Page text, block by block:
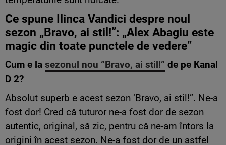
Ce spune Ilinca Vandici despre noul
sezon „Bravo, ai stil !”: „Alex Abagiu este
magic din toate punctele de vedere”
Cum e la sezonul nou “Bravo, ai stil!” de pe Kanal
D 2?
Absolut superb e acest sezon ‘Bravo, ai stil!”. Ne-a
fost dor! Cred că tuturor ne-a fost dor de sezon
autentic, original, să zic, pentru că ne-am întors la
origini în acest sezon. Ne-a fost dor de un astfel